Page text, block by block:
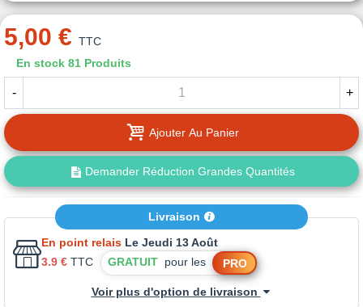
5,00 € TTC
En stock 81 Produits
- +
Ajouter Au Panier
Demander Réduction Grandes Quantités
Livraison
En point relais Le Jeudi 13 Août
3.9 € TTC GRATUIT pour les PRO
Voir plus d'option de livraison